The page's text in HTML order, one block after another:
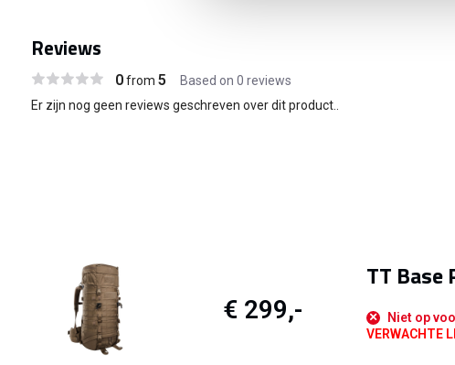
Reviews
0from 5 Based on 0 reviews
Er zijn nog geen reviews geschreven over dit product..
€ 299,-
TT Base
Niet op
VERWACHTE